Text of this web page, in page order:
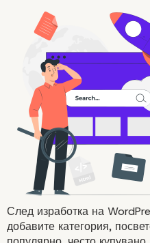
След изработка на
добавите категория,